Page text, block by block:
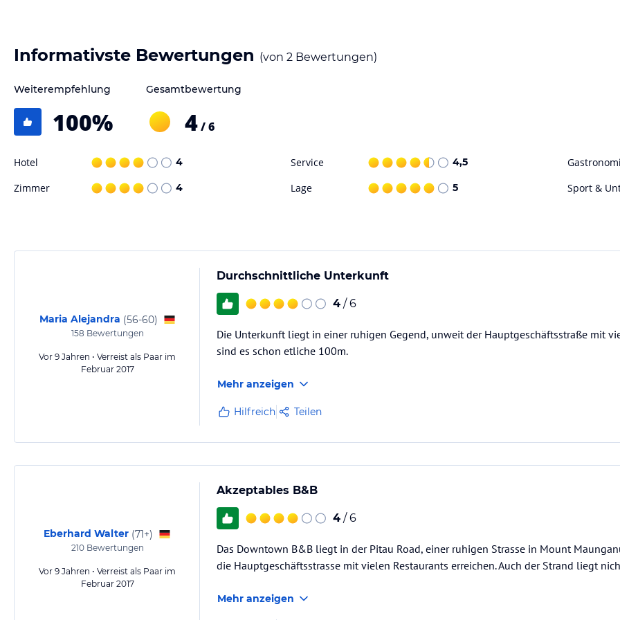
zubereiten können. Es gibt jedoch auch eine Vielzahl von Restaurants in der Umgebung, in denen Sie lokale
Spezialitäten genießen können. Erkunden Sie die verschiedenen kulinarischen Angebote und lassen Sie sich von der
Sport und Unterhaltung
Die zentrale Lage des Downtown B&B bietet Ihnen eine Vielzahl von Freizeitaktivitäten. Sie können die umliegenden
Kinos befinden sich in unmittelbarer Nähe. Nutzen Sie die Gelegenheit, die Gegend zu erkunden und erleben Sie
unvergessliche Momente während Ihres Aufenthalts im Downtown B&B.
Informativste Bewertungen (von 2 Bewertungen)
Weiterempfehlung
100%
Gesamtbewertung
4/ 6
Hotel 4 Service 4,5
Zimmer 4 Lage 5 Sport &
Maria Alejandra (56-60)
158 Bewertungen
Vor 9 Jahren • Verreist als Paar im
Februar 2017
Durchschnittliche Unterkunft
4 / 6
Die Unterkunft liegt in einer ruhigen Gegend, unweit der Hauptgeschäftsstraße mit
sind es schon etliche 100m.
Mehr anzeigen
Hilfreich Teilen
Eberhard Walter (71+)
210Bewertungen
Vor 9 Jahren • Verreist als Paar im
Februar 2017
Akzeptables B&B
4 / 6
Das Downtown B&B liegt in der Pitau Road, einer ruhigen Strasse in Mount
die Hauptgeschäftsstrasse mit vielen Restaurants erreichen. Auch der Strand liegt
Mehr anzeigen